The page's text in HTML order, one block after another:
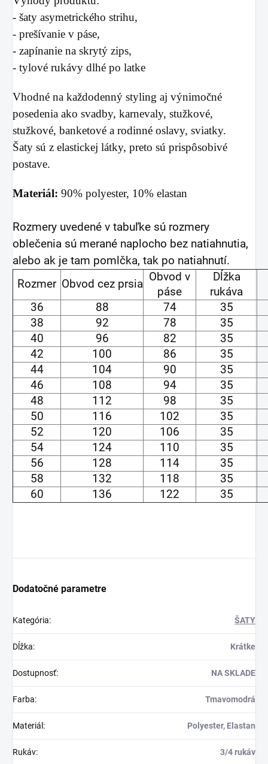
- šaty asymetrického strihu,
- prešívanie v páse,
- zapínanie na skrytý zips,
- tylové rukávy dlhé po latke
Vhodné na každodenný styling aj výnimočné
posedenia ako svadby, karnevaly, stužkové,
stužkové, banketové a rodinné oslavy, sviatky.
Šaty sú z elastickej látky, preto sú prispôsobivé
postave.
Materiál: 90% polyester, 10% elastan
Rozmery uvedené v tabuľke sú rozmery
oblečenia sú merané naplocho bez natiahnutia,
alebo ak je tam pomlčka, tak po natiahnutí.
Rozmer Obvod cez prsia
Obvod v
páse
Dĺžka
rukáva
36
88 74
35
38
92 78
35
40
96 82
35
42
100 86
35
44
104 90
35
46
108 94
35
48
112 98
35
50
116 102
35
52
120 106
35
54
124 110
35
56
128 114
35
58
132 118
35
60
136 122 35
Dodatočné parametre
Kategória: ŠATY
Dĺžka: Krátke
Dostupnosť: NA SKLADE
Farba: Tmavomodrá
Materiál: Polyester, Elastan
Rukáv: 3/4 rukáv